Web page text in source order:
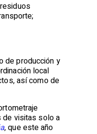
de producción y
local
así como de
de visitas solo a
, que este año